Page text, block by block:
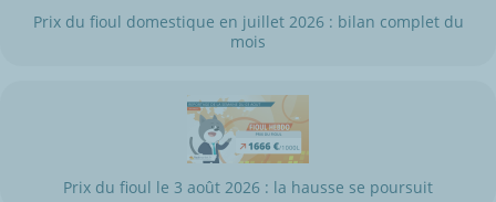
Prix du fioul domestique en juillet 2026 : bilan complet du
mois
Prix du fioul le 3 août 2026 : la hausse se poursuit